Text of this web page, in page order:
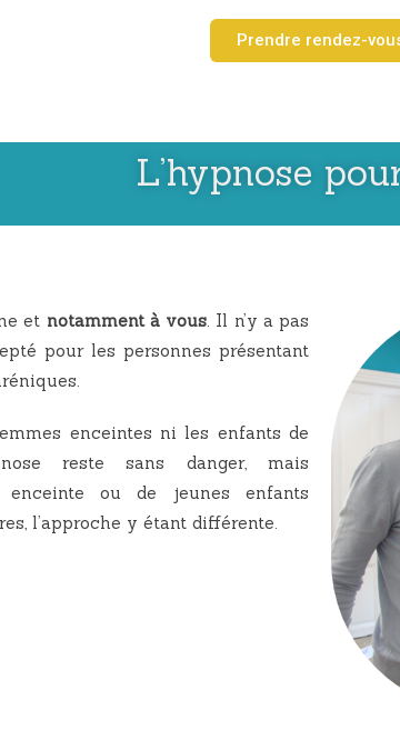
Prendre rendez-
L’hypnose
et notamment à vous . Il n’y a pas
pour les personnes présentant
enceintes ni les enfants de
reste sans danger, mais
enceinte ou de jeunes enfants
l’approche y étant différente.